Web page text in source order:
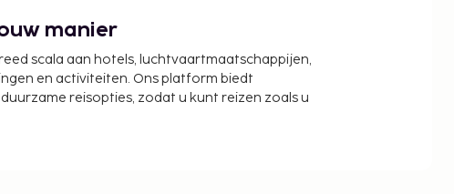
manier
scala aan hotels, luchtvaartmaatschappijen,
en activiteiten. Ons platform biedt
reisopties, zodat u kunt reizen zoals u